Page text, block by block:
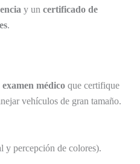
y un certificado de
.
examen médico que certifique
vehículos de gran tamaño.
y percepción de colores).